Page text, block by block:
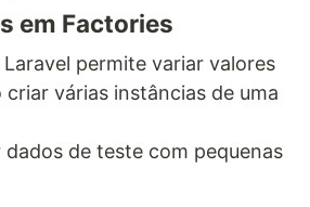
em Factories
Laravel permite variar valores
várias instâncias de uma
dados de teste com pequenas